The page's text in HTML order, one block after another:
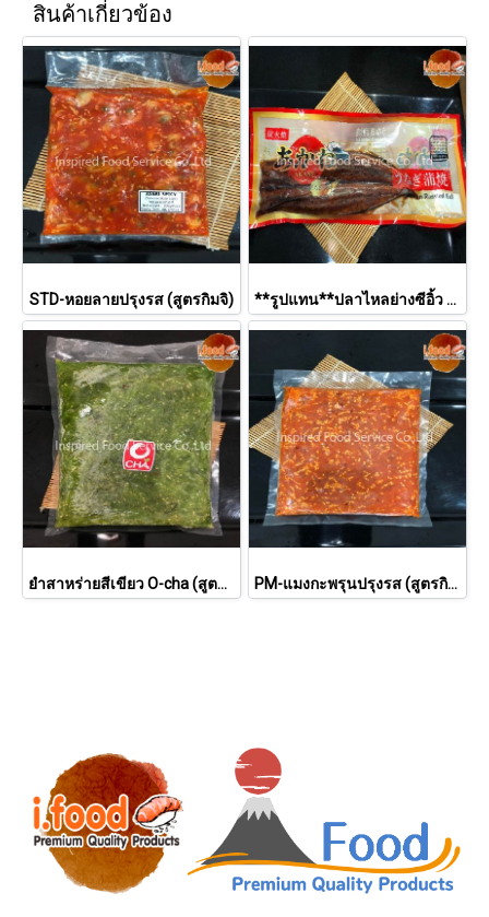
สินค้าเกี่ยวข้อง
STD-หอยลายปรุงรส (สูตรกิมจิ) **รูปแทน**ปลาไหลย่างซีอิ้ว 45P
ยำสาหร่ายสีเขียว O-cha (สูตรน้ำมันงา) O-cha brand PM-แมงกะพรุนปรุงรส (สูตรกิมจิ) IFS